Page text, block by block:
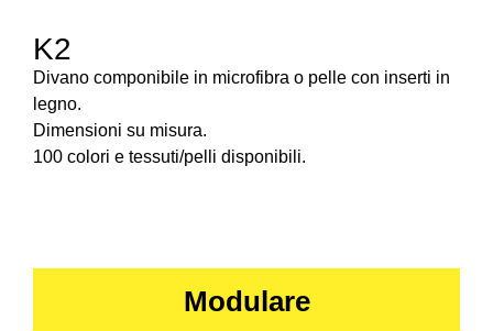
K2
Divano componibile in microfibra o pelle con inserti in
legno.
Dimensioni su misura.
100 colori e tessuti/pelli disponibili.
Modulare